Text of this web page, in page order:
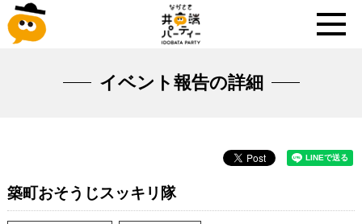
イベント報告の詳細
築町おそうじスッキリ隊